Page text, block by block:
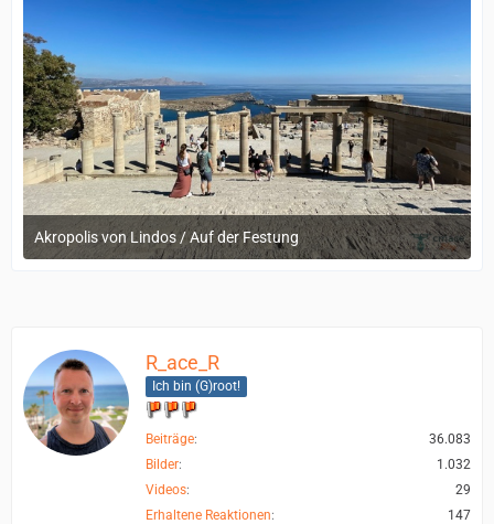
Akropolis von Lindos / Auf der Festung
12. September 2022 um 14:05
R_ace_R
Ich bin (G)root!
Beiträge
36.083
Bilder
1.032
Videos
29
Erhaltene Reaktionen
147